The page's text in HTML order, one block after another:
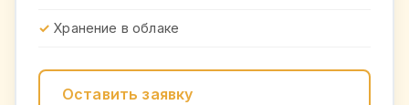
Хранение в облаке
Оставить заявку